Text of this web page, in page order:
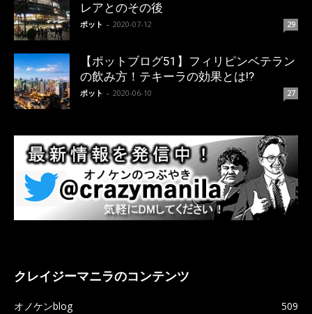
レアとのその後
ポット - 2020-07-12 29
【ポットブログ51】フィリピンベテラン
の飲み方！テキーラの効果とは!?
ポット - 2020-06-10 27
クレイジーマニラのコンテンツ
オノケンblog
509